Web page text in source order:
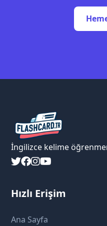
İngilizce kelime
Hızlı Erişim
Ana Sayfa